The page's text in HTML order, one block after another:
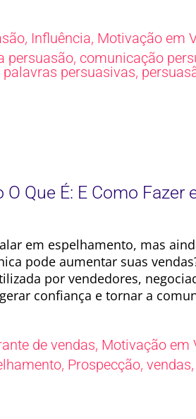
, Influência, Motivação em
persuasão, comunicação
palavras persuasivas,
Que É: E Como Fazer
em espelhamento, mas
pode aumentar suas
por vendedores,
confiança e tornar a
de vendas, Motivação em
, Prospecção, vendas